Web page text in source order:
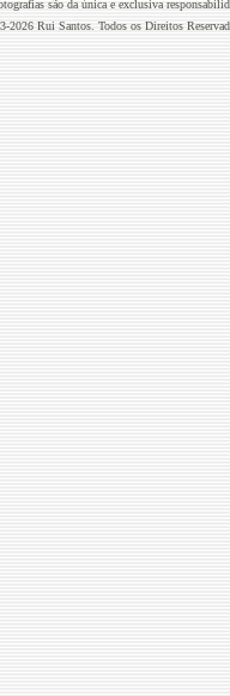
são da única e exclusiva
2026 Rui Santos. Todos os Direitos